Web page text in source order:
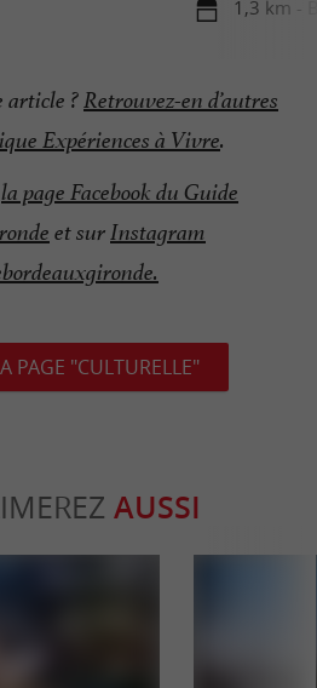
1,3 km -
article ?Retrouvez-en d’autres
Expériences à Vivre.
la page Facebook du Guide
et surInstagram
PAGE "CULTURELLE"
AUSSI